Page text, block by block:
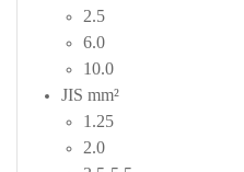
2.5
6.0
10.0
JIS mm²
1.25
2.0